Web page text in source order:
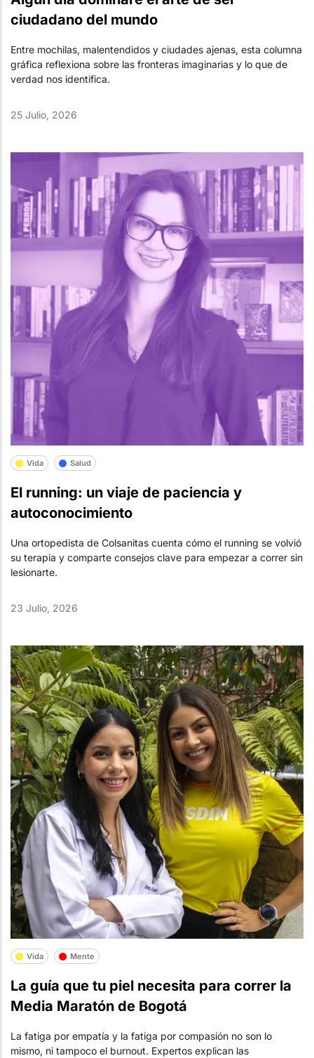
ciudadano del mundo
Entre mochilas, malentendidos y ciudades ajenas, esta columna
gráfica reflexiona sobre las fronteras imaginarias y lo que de
verdad nos identifica.
25 Julio, 2026
Vida Salud
El running: un viaje de paciencia y
autoconocimiento
Una ortopedista de Colsanitas cuenta cómo el running se volvió
su terapia y comparte consejos clave para empezar a correr sin
lesionarte.
23 Julio, 2026
Vida Mente
La guía que tu piel necesita para correr la
Media Maratón de Bogotá
La fatiga por empatía y la fatiga por compasión no son lo
mismo, ni tampoco el burnout. Expertos explican las